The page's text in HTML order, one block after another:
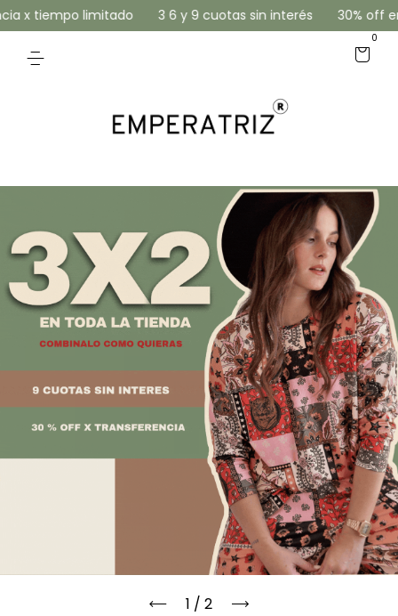
cuotas sin interés 30% off en Transferencia x tiempo
0
1 / 2